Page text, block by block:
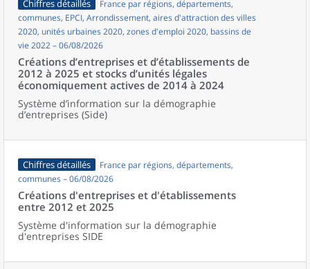
Chiffres détaillés
France par régions, départements,
communes, EPCI, Arrondissement, aires d'attraction des villes
2020, unités urbaines 2020, zones d'emploi 2020, bassins de
vie 2022 – 06/08/2026
Créations d’entreprises et d’établissements de
2012 à 2025 et stocks d’unités légales
économiquement actives de 2014 à 2024
Système d’information sur la démographie
d’entreprises (Side)
Chiffres détaillés
France par régions, départements,
communes – 06/08/2026
Créations d'entreprises et d'établissements
entre 2012 et 2025
Système d'information sur la démographie
d'entreprises SIDE